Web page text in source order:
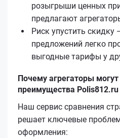
розыгрыши ценных
предлагают
Риск упустить скидку
предложений легко
выгодные тарифы у
Почему агрегаторы
преимущества Polis812.ru
Наш сервис сравнения
решает ключевые
оформления: